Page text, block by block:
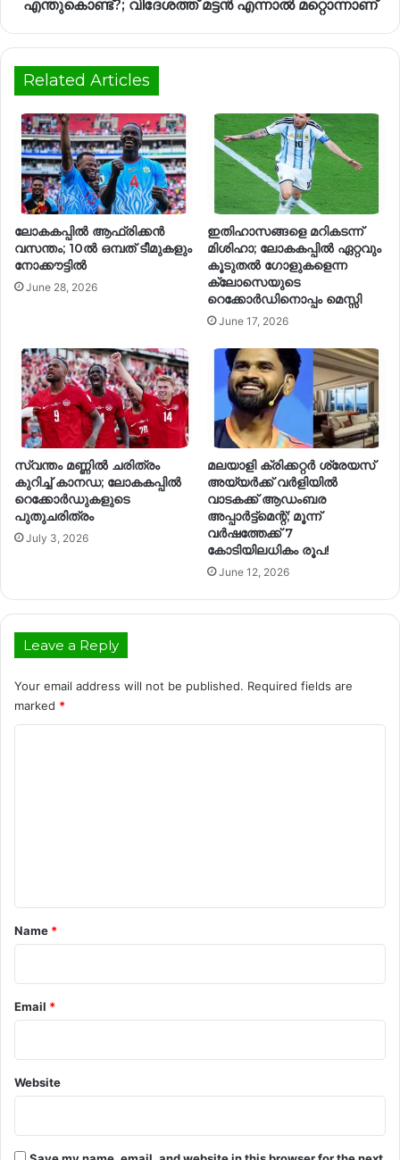
എന്തുകൊണ്ട്?; വിദേശത്ത് മട്ടൻ എന്നാൽ മറ്റൊന്നാണ്
Related Articles
ലോകകപ്പിൽ ആഫ്രിക്കൻ
വസന്തം; 10ൽ ഒമ്പത് ടീമുകളും
നോക്കൗട്ടിൽ
June 28, 2026
ഇതിഹാസങ്ങളെ മറികടന്ന്
മിശിഹാ; ലോകകപ്പിൽ ഏറ്റവും
കൂടുതൽ ഗോളുകളെന്ന
ക്ലോസെയുടെ
റെക്കോർഡിനൊപ്പം മെസ്സി
June 17, 2026
സ്വന്തം മണ്ണിൽ ചരിത്രം
കുറിച്ച് കാനഡ; ലോകകപ്പിൽ
റെക്കോർഡുകളുടെ
പുതുചരിത്രം
July 3, 2026
മലയാളി ക്രിക്കറ്റർ ശ്രേയസ്
അയ്യർക്ക് വർളിയിൽ
വാടകക്ക് ആഡംബര
അപ്പാർട്ട്മെന്റ്; മൂന്ന്
വർഷത്തേക്ക് 7
കോടിയിലധികം രൂപ!
June 12, 2026
Leave a Reply
Your email address will not be published. Required fields are
marked *
*
Name *
Email *
Website